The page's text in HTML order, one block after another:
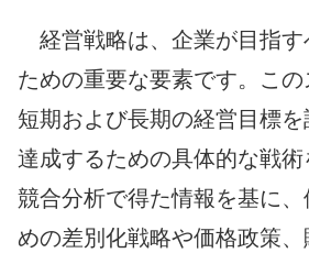
経営戦略は、企業が目指す
ための重要な要素です。この
短期および長期の経営目標
達成するための具体的な戦術
競合分析で得た情報を基に
めの差別化戦略や価格政策